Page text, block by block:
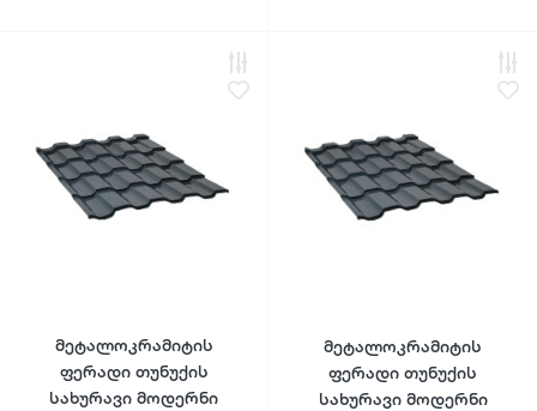
მეტალოკრამიტის
ფერადი თუნუქის
სახურავი მოდერნი
მეტალოკრამიტის
ფერადი თუნუქის
სახურავი მოდერნი